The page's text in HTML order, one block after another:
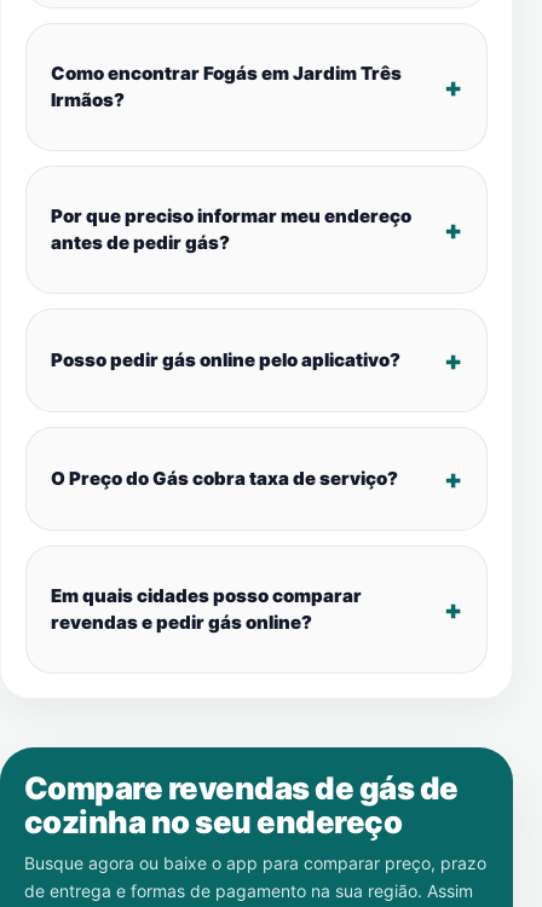
Como encontrar Fogás em Jardim Três
Irmãos?
Por que preciso informar meu endereço
antes de pedir gás?
Posso pedir gás online pelo aplicativo?
O Preço do Gás cobra taxa de serviço?
Em quais cidades posso comparar
revendas e pedir gás online?
Compare revendas de gás de
cozinha no seu endereço
Busque agora ou baixe o app para comparar preço, prazo
de entrega e formas de pagamento na sua região. Assim